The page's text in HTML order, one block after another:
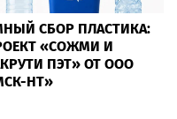
СБОР ПЛАСТИКА:
«СОЖМИ И
ПЭТ» ОТ ООО
НТ»